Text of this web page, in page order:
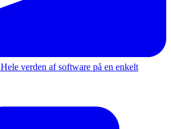
Hele verden af software på en enkelt